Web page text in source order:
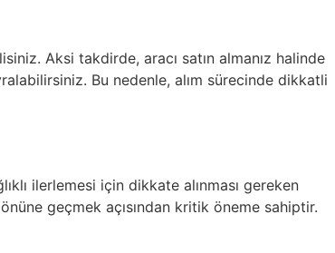
Aksi takdirde, aracı satın almanız halinde
Bu nedenle, alım sürecinde dikkatli
ilerlemesi için dikkate alınması gereken
geçmek açısından kritik öneme sahiptir.